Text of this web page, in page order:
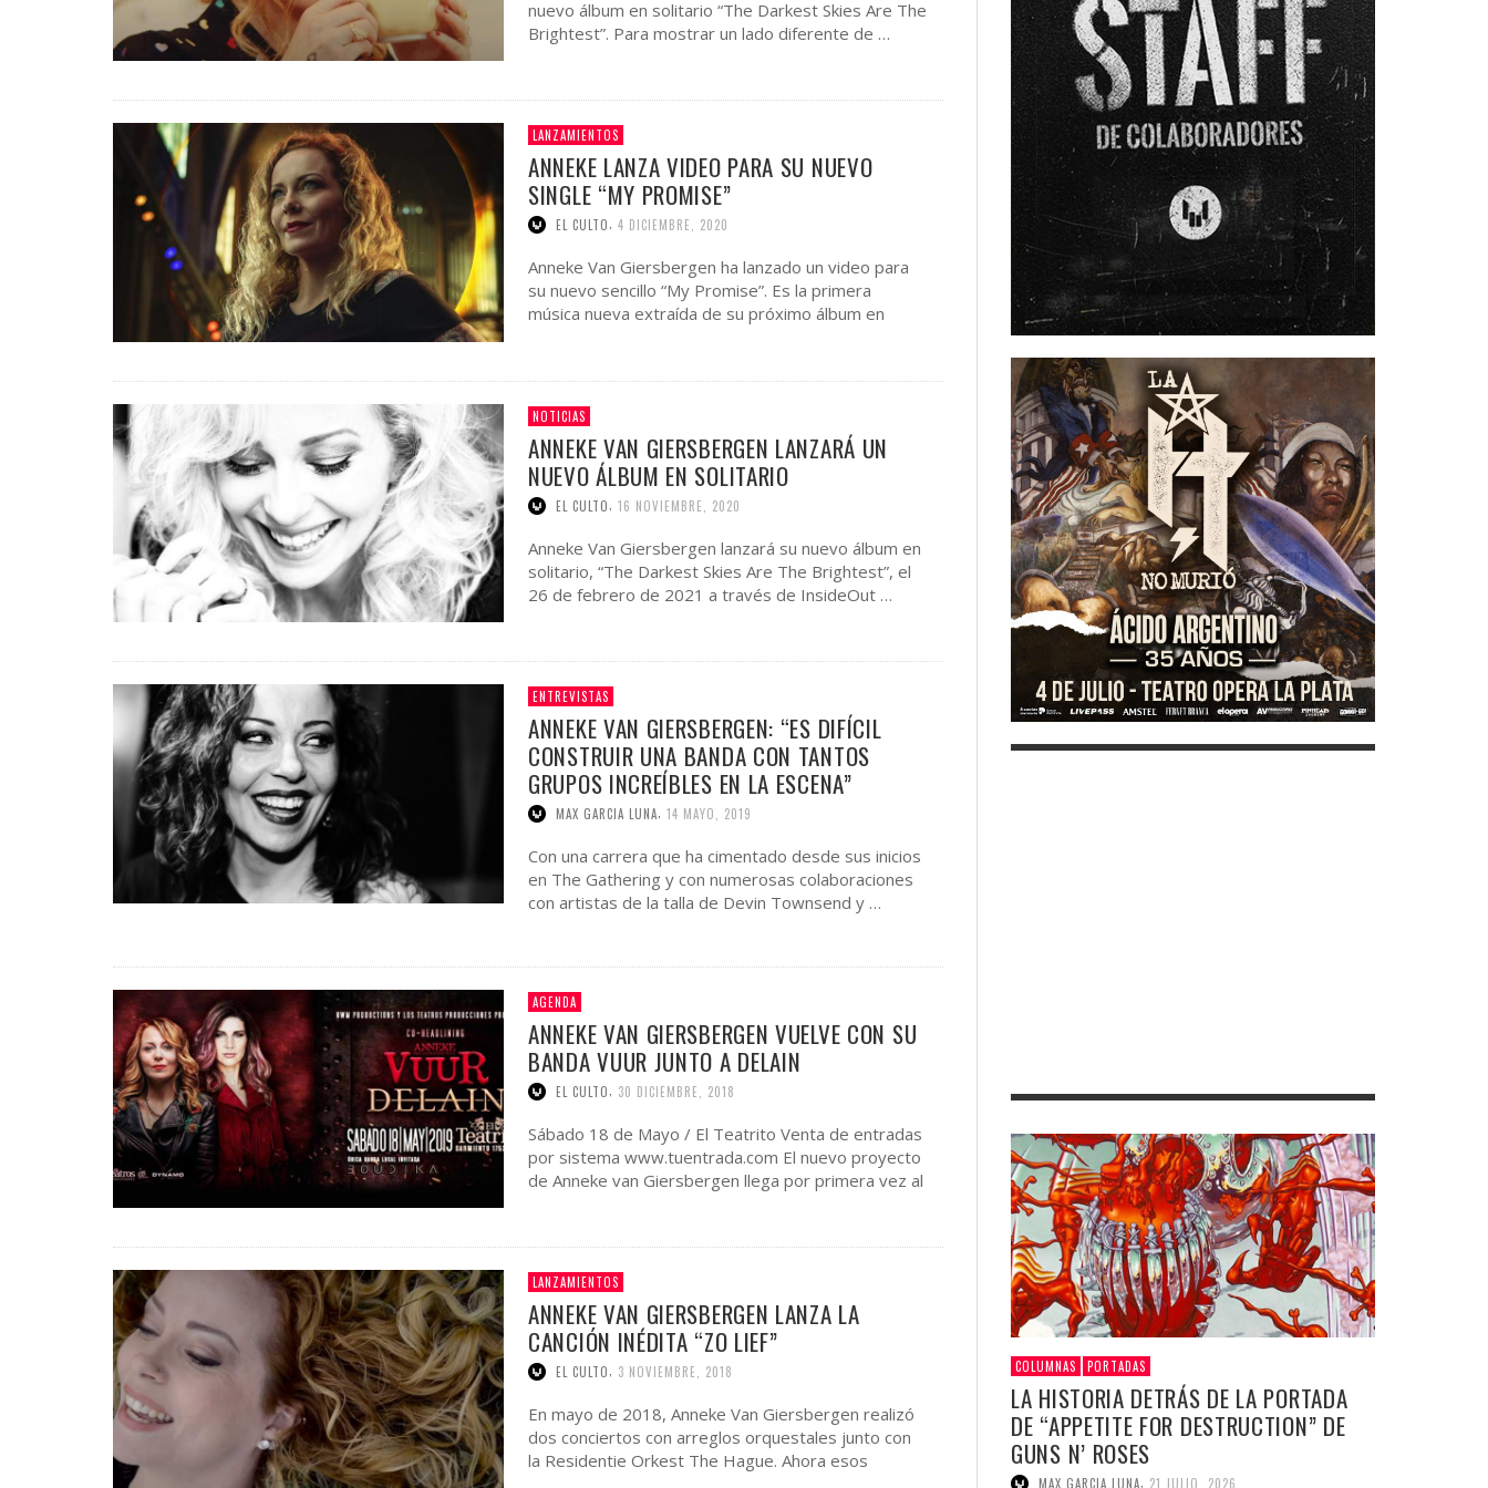
nuevo álbum en solitario “The Darkest Skies Are The
Brightest”. Para mostrar un lado diferente de …
LANZAMIENTOS
ANNEKE LANZA VIDEO PARA SU NUEVO
SINGLE “MY PROMISE”
EL CULTO, 4 DICIEMBRE, 2020
Anneke Van Giersbergen ha lanzado un video para
su nuevo sencillo “My Promise”. Es la primera
música nueva extraída de su próximo álbum en
NOTICIAS
ANNEKE VAN GIERSBERGEN LANZARÁ UN
NUEVO ÁLBUM EN SOLITARIO
EL CULTO 16 NOVIEMBRE, 2020
Anneke Van Giersbergen lanzará su nuevo álbum en
solitario, “The Darkest Skies Are The Brightest”, el
26 de febrero de 2021 a través de InsideOut …
ENTREVISTAS
ANNEKE VAN GIERSBERGEN: “ES DIFÍCIL
CONSTRUIR UNA BANDA CON TANTOS
GRUPOS INCREÍBLES EN LA ESCENA”
MAX GARCIA LUNA 14 MAYO, 2019
Con una carrera que ha cimentado desde sus inicios
en The Gathering y con numerosas colaboraciones
con artistas de la talla de Devin Townsend y …
AGENDA
ANNEKE VAN GIERSBERGEN VUELVE CON SU
BANDA VUUR JUNTO A DELAIN
EL CULTO 30 DICIEMBRE, 2018
Sábado 18 de Mayo / El Teatrito Venta de entradas
por sistema www.tuentrada.com El nuevo proyecto
de Anneke van Giersbergen llega por primera vez al
LANZAMIENTOS
ANNEKE VAN GIERSBERGEN LANZA LA
CANCIÓN INÉDITA “ZO LIEF”
EL CULTO, 3 NOVIEMBRE, 2018
En mayo de 2018, Anneke Van Giersbergen realizó
dos conciertos con arreglos orquestales junto con
la Residentie Orkest The Hague. Ahora esos
COLUMNAS PORTADAS
LA HISTORIA DETRÁS DE LA PORTADA
DE “APPETITE FOR DESTRUCTION” DE
GUNS N’ ROSES
MAX GARCIA LUNA, 21 JULIO, 2026